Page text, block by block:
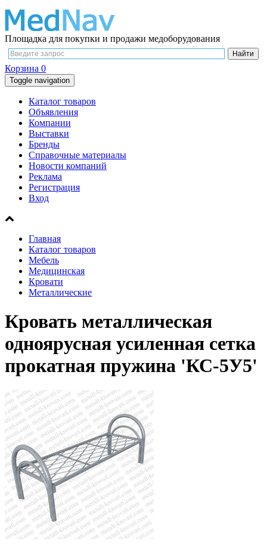
Площадка для покупки и продажи медоборудования
Корзина 0
Toggle navigation
Каталог товаров
Объявления
Компании
Выставки
Бренды
Справочные материалы
Новости компаний
Реклама
Регистрация
Вход
Главная
Каталог товаров
Мебель
Медицинская
Кровати
Металлические
Кровать металлическая
одноярусная усиленная сетка
прокатная пружина 'КС-5У5'